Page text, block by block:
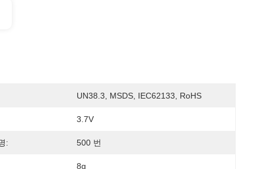
UN38.3, MSDS, IEC62133, RoHS
3.7V
: 500 번
8g